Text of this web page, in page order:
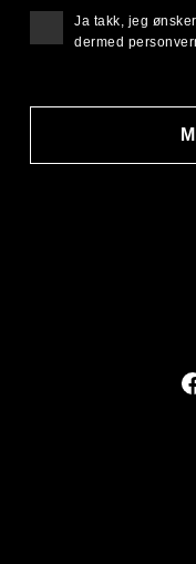
Ja takk, jeg
dermed